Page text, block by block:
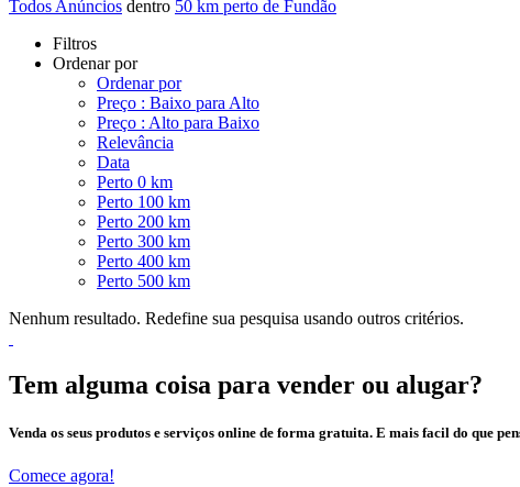
Todos Anúncios dentro 50 km perto de Fundão
Filtros
Ordenar por
Ordenar por
Preço : Baixo para Alto
Preço : Alto para Baixo
Relevância
Data
Perto 0 km
Perto 100 km
Perto 200 km
Perto 300 km
Perto 400 km
Perto 500 km
Nenhum resultado. Redefine sua pesquisa usando outros critérios.
Tem alguma coisa para vender ou alugar?
Venda os seus produtos e serviços online de forma gratuita. E mais facil do que
Comece agora!